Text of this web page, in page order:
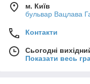
м. Київ
бульвар Вацлава
Контакти
Сьогодні
Показати весь